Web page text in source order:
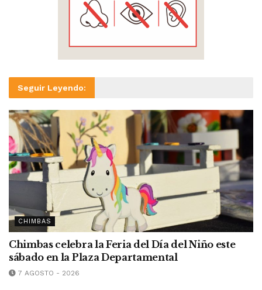
Seguir Leyendo:
CHIMBAS
Chimbas celebra la Feria del Día del Niño este
sábado en la Plaza Departamental
7 AGOSTO - 2026